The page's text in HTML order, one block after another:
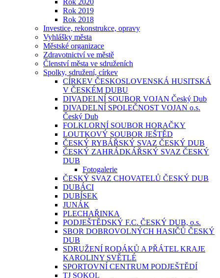
Rok 2020
Rok 2019
Rok 2018
Investice, rekonstrukce, opravy
Vyhlášky města
Městské organizace
Zdravotnictví ve městě
Členství města ve sdruženích
Spolky, sdružení, církev
CÍRKEV ČESKOSLOVENSKÁ HUSITSKÁ
V ČESKÉM DUBU
DIVADELNÍ SOUBOR VOJAN Český Dub
DIVADELNÍ SPOLEČNOST VOJAN o.s.
Český Dub
FOLKLORNÍ SOUBOR HORAČKY
LOUTKOVÝ SOUBOR JEŠTĚD
ČESKÝ RYBÁŘSKÝ SVAZ ČESKÝ DUB
ČESKÝ ZAHRÁDKÁŘSKÝ SVAZ ČESKÝ
DUB
Fotogalerie
ČESKÝ SVAZ CHOVATELŮ ČESKÝ DUB
DUBÁCI
DUBÍSEK
JUNÁK
PLECHAŘINKA
PODJEŠTĚDSKÝ F.C. ČESKÝ DUB, o.s.
SBOR DOBROVOLNÝCH HASIČŮ ČESKÝ
DUB
SDRUŽENÍ RODÁKŮ A PŘÁTEL KRAJE
KAROLINY SVĚTLÉ
SPORTOVNÍ CENTRUM PODJEŠTĚDÍ
TJ SOKOL